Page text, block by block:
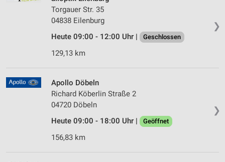
❯
Torgauer Str. 35
04838 Eilenburg
Heute 09:00 - 12:00 Uhr |
Geschlossen
129,13 km
❯
Apollo Döbeln
Richard Köberlin Straße 2
04720 Döbeln
Heute 09:00 - 18:00 Uhr |
Geöffnet
156,83 km